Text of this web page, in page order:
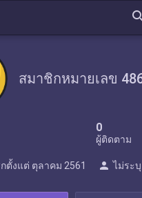
สมาชิกหมายเลข
0
ผู้ติดตาม
ตั้งแต่ ตุลาคม 2561 person ไม่ระบุ